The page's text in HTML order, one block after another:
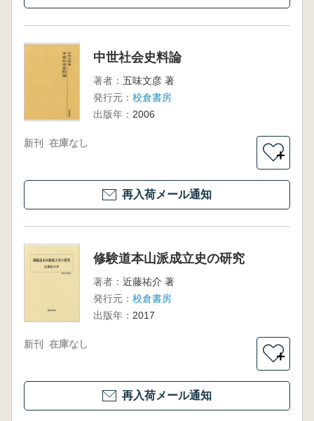
中世社会史料論
著者： 五味文彦 著
発行元： 校倉書房
出版年： 2006
新刊 在庫なし
＋
再入荷メール通知
修験道本山派成立史の研究
著者： 近藤祐介 著
発行元： 校倉書房
出版年： 2017
新刊 在庫なし
＋
再入荷メール通知